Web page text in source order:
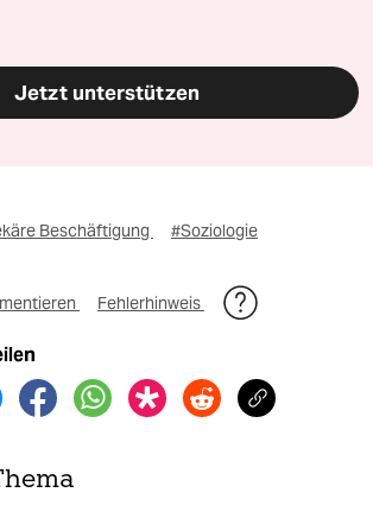
Jetzt unterstützen
Beschäftigung #Soziologie
Fehlerhinweis